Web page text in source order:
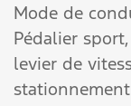
Mode de
Pédalier sport,
levier de
stationnement